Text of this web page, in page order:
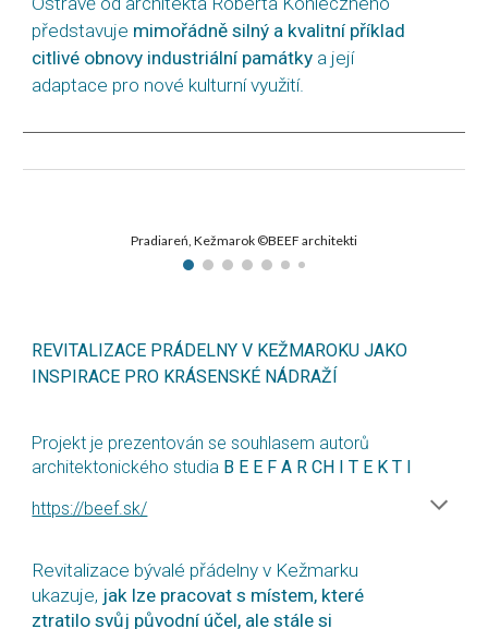
představuje mimořádně silný a kvalitní příklad
citlivé obnovy industriální památky a její
adaptace pro nové kulturní využití.
Pradiareń, Kežmarok ©BEEF architekti
REVITALIZACE PRÁDELNY V KEŽMAROKU JAKO
INSPIRACE PRO KRÁSENSKÉ NÁDRAŽÍ
Projekt je prezentován se souhlasem autorů
architektonického studia B E E F A R CH I T E K T I
https://beef.sk/
Revitalizace bývalé přádelny v Kežmarku
ukazuje, jak lze pracovat s místem, které
ztratilo svůj původní účel, ale stále si